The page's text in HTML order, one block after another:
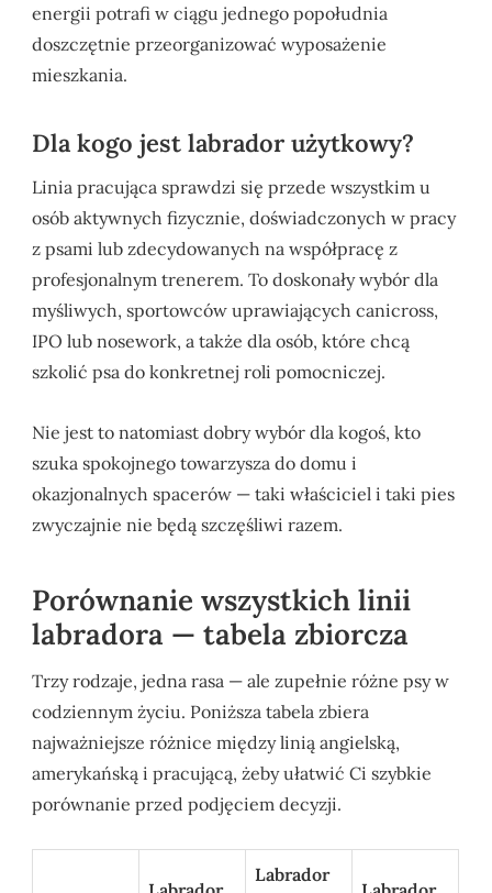
energii potrafi w ciągu jednego popołudnia
doszczętnie przeorganizować wyposażenie
mieszkania.
Dla kogo jest labrador użytkowy?
Linia pracująca sprawdzi się przede wszystkim u
osób aktywnych fizycznie, doświadczonych w pracy
z psami lub zdecydowanych na współpracę z
profesjonalnym trenerem. To doskonały wybór dla
myśliwych, sportowców uprawiających canicross,
IPO lub nosework, a także dla osób, które chcą
szkolić psa do konkretnej roli pomocniczej.
Nie jest to natomiast dobry wybór dla kogoś, kto
szuka spokojnego towarzysza do domu i
okazjonalnych spacerów — taki właściciel i taki pies
zwyczajnie nie będą szczęśliwi razem.
Porównanie wszystkich linii
labradora — tabela zbiorcza
Trzy rodzaje, jedna rasa — ale zupełnie różne psy w
codziennym życiu. Poniższa tabela zbiera
najważniejsze różnice między linią angielską,
amerykańską i pracującą, żeby ułatwić Ci szybkie
porównanie przed podjęciem decyzji.
Labrador